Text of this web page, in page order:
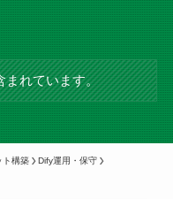
まれています。
ト構築 Dify運用・保守